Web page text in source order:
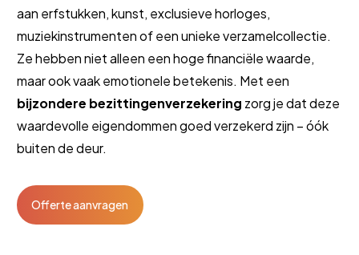
aan erfstukken, kunst, exclusieve horloges,
muziekinstrumenten of een unieke verzamelcollectie.
Ze hebben niet alleen een hoge financiële waarde,
maar ook vaak emotionele betekenis. Met een
bijzondere bezittingenverzekering zorg je dat deze
waardevolle eigendommen goed verzekerd zijn – óók
buiten de deur.
Offerte aanvragen